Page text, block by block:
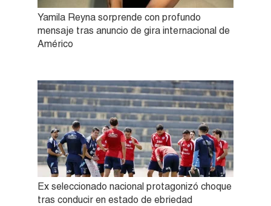
Yamila Reyna sorprende con profundo
mensaje tras anuncio de gira internacional de
Américo
Ex seleccionado nacional protagonizó choque
tras conducir en estado de ebriedad